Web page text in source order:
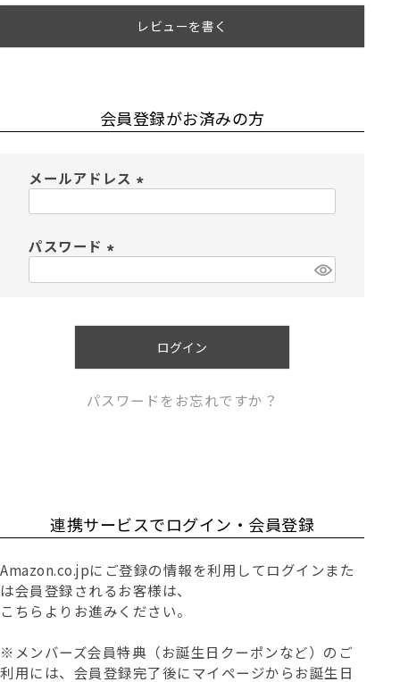
レビューを書く
会員登録がお済みの方
メールアドレス
パスワード
ログイン
パスワードをお忘れですか？
連携サービスでログイン・会員登録
Amazon.co.jpにご登録の情報を利用してログインまた
は会員登録されるお客様は、
こちらよりお進みください。
※メンバーズ会員特典（お誕生日クーポンなど）のご
利用には、会員登録完了後にマイページからお誕生日